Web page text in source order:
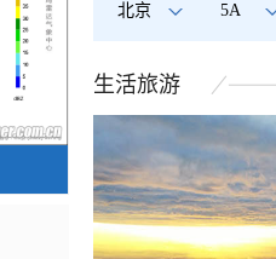
北京 5A
生活旅游